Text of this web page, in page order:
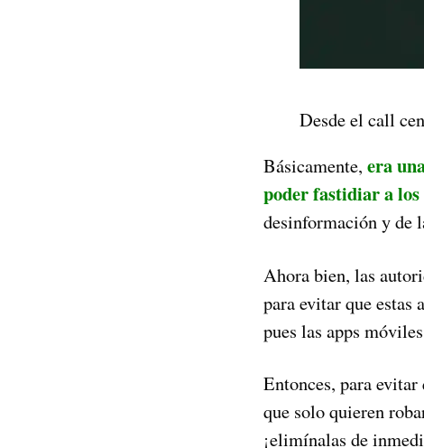
Desde el call
Básicamente, era
poder fastidiar a
desinformación y de
Ahora bien, las
para evitar que estas
pues las apps
Entonces, para
que solo quieren
¡elimínalas de